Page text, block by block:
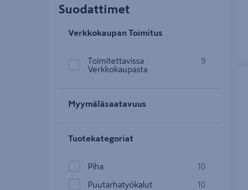
Suodattimet
Verkkokaupan Toimitus
Toimitettavissa
Verkkokaupasta
9
Myymäläsaatavuus
Tuotekategoriat
Piha 10
Puutarhatyökalut 10